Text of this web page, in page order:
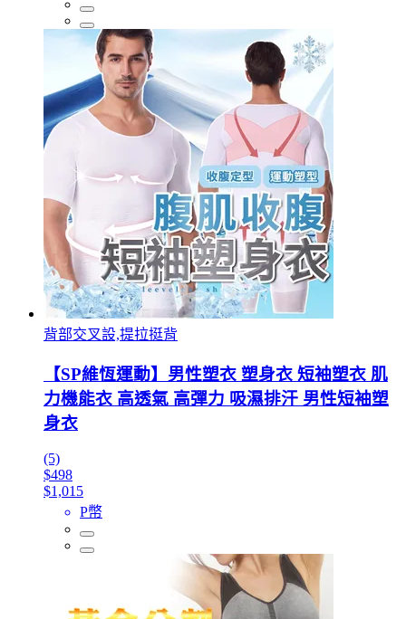
背部交叉設,提拉挺背
【SP維恆運動】男性塑衣 塑身衣 短袖塑衣 肌
力機能衣 高透氣 高彈力 吸濕排汗 男性短袖塑
身衣
(5)
$498
$1,015
P幣